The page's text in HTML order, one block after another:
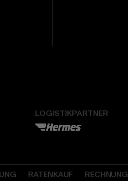
LOGISTIKPARTNER
RATENKAUF RECHNUNG